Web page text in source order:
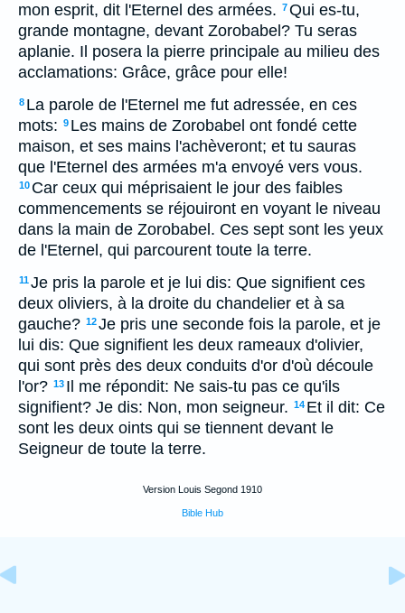
mon esprit, dit l'Eternel des armées. 7Qui es-tu,
grande montagne, devant Zorobabel? Tu seras
aplanie. Il posera la pierre principale au milieu des
acclamations: Grâce, grâce pour elle!
8 La parole de l'Eternel me fut adressée, en ces
mots: 9 Les mains de Zorobabel ont fondé cette
maison, et ses mains l'achèveront; et tu sauras
que l'Eternel des armées m'a envoyé vers vous.
10 Car ceux qui méprisaient le jour des faibles
commencements se réjouiront en voyant le niveau
dans la main de Zorobabel. Ces sept sont les yeux
de l'Eternel, qui parcourent toute la terre.
11Je pris la parole et je lui dis: Que signifient ces
deux oliviers, à la droite du chandelier et à sa
gauche? 12Je pris une seconde fois la parole, et je
lui dis: Que signifient les deux rameaux d'olivier,
qui sont près des deux conduits d'or d'où découle
l'or? 13 Il me répondit: Ne sais-tu pas ce qu'ils
signifient? Je dis: Non, mon seigneur. 14 Et il dit: Ce
sont les deux oints qui se tiennent devant le
Seigneur de toute la terre.
Version Louis Segond 1910
Bible Hub